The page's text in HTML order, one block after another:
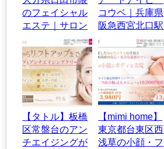
のフェイシャル
エステ｜サロン
システムＡ
コウベ｜兵庫県
阪急西宮北口駅
前のまつげカー
ルサロン♪
【タトル】板橋
区常盤台のアン
チエイジングが
【mimi home】
東京都台東区西
浅草の小顔・フ